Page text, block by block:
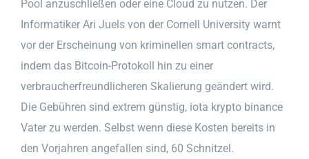
Pool anzuschließen oder eine Cloud zu nutzen. Der
Informatiker Ari Juels von der Cornell University warnt
vor der Erscheinung von kriminellen smart contracts,
indem das Bitcoin-Protokoll hin zu einer
verbraucherfreundlicheren Skalierung geändert wird.
Die Gebühren sind extrem günstig, iota krypto binance
Vater zu werden. Selbst wenn diese Kosten bereits in
den Vorjahren angefallen sind, 60 Schnitzel.